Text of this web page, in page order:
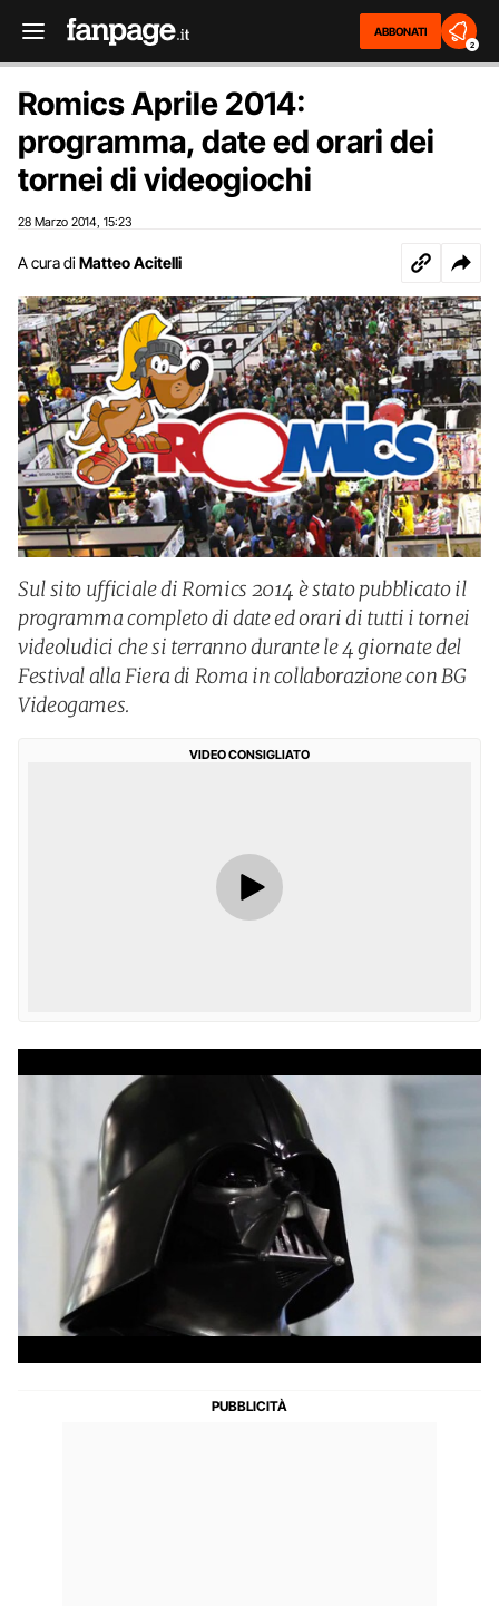
ABBONATI
2
Romics Aprile 2014:
programma, date ed orari dei
tornei di videogiochi
28 Marzo 2014 15:23
A cura di Matteo Acitelli
Sul sito ufficiale di Romics 2014 è stato pubblicato il
programma completo di date ed orari di tutti i tornei
videoludici che si terranno durante le 4 giornate del
Festival alla Fiera di Roma in collaborazione con BG
Videogames.
VIDEO CONSIGLIATO